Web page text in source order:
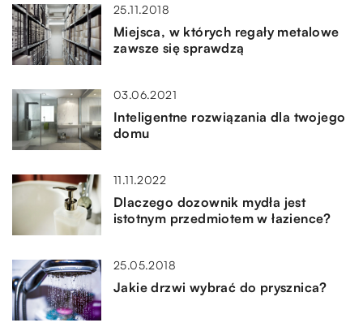
25.11.2018
Miejsca, w których regały metalowe
zawsze się sprawdzą
03.06.2021
Inteligentne rozwiązania dla twojego
domu
11.11.2022
Dlaczego dozownik mydła jest
istotnym przedmiotem w łazience?
25.05.2018
Jakie drzwi wybrać do prysznica?